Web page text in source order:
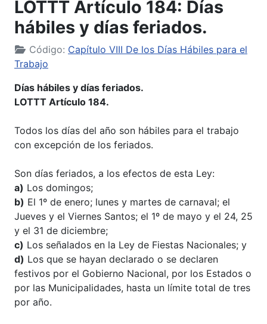
LOTTT Artículo 184: Días
hábiles y días feriados.
Código: Capítulo VIII De los Días Hábiles para el
Trabajo
Días hábiles y días feriados.
LOTTT Artículo 184.
Todos los días del año son hábiles para el trabajo
con excepción de los feriados.
Son días feriados, a los efectos de esta Ley:
a) Los domingos;
b) El 1º de enero; lunes y martes de carnaval; el
Jueves y el Viernes Santos; el 1º de mayo y el 24, 25
y el 31 de diciembre;
c) Los señalados en la Ley de Fiestas Nacionales; y
d) Los que se hayan declarado o se declaren
festivos por el Gobierno Nacional, por los Estados o
por las Municipalidades, hasta un límite total de tres
por año.